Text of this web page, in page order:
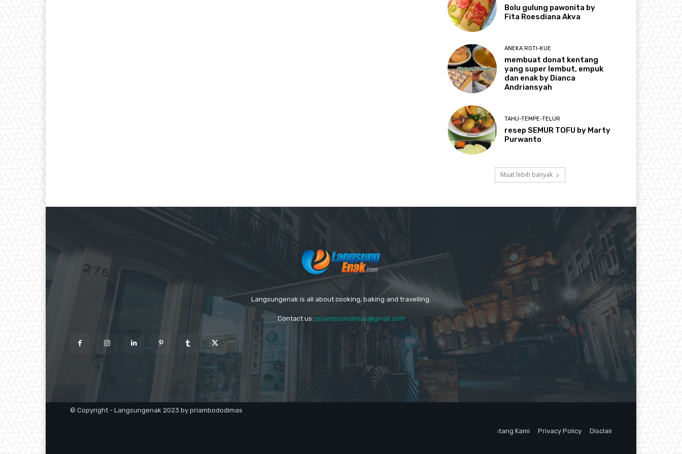
Bolu gulung pawonita by
Fita Roesdiana Akva
ANEKA ROTI-KUE
membuat donat kentang
yang super lembut, empuk
dan enak by Dianca
Andriansyah
TAHU-TEMPE-TELUR
resep SEMUR TOFU by Marty
Purwanto
Muat lebih banyak
Langsungenak is all about cooking, baking and travelling.
Contact us: priambododimas@gmail.com
© Copyright - Langsungenak 2023 by priambododimas
Tentang Kami Privacy Policy Disclaimer